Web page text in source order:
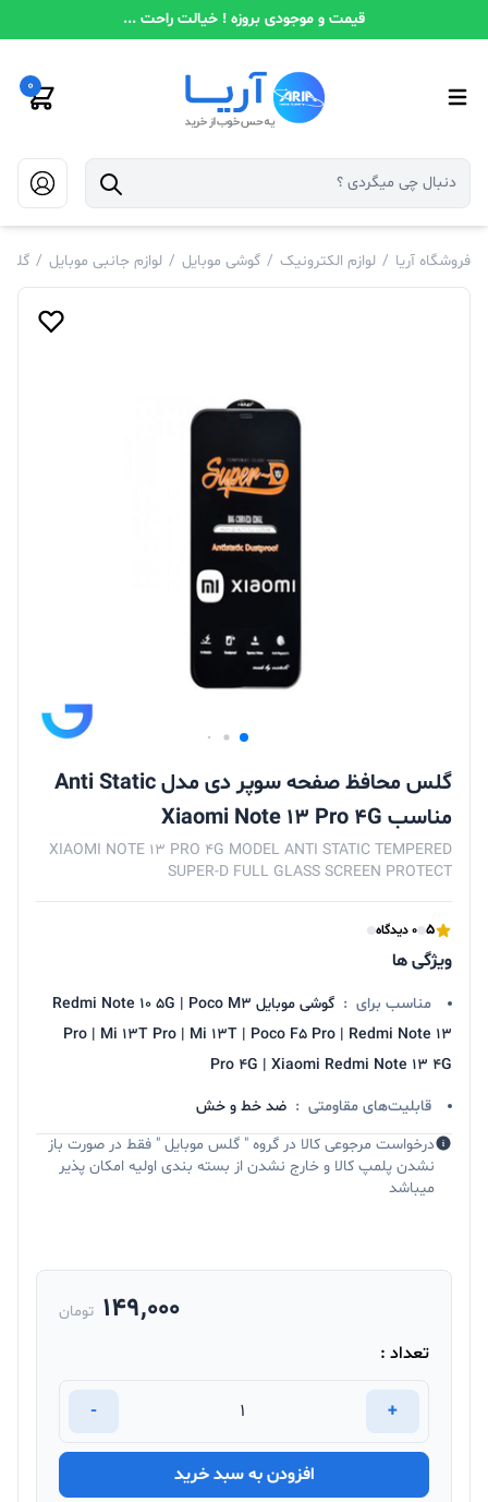
قیمت و موجودی بروزه ! خیالت راحت ...
0
فروشگاه آریا / لوازم الکترونیک / گوشی موبایل / لوازم جانبی موبایل / گلس
گلس محافظ صفحه سوپر دی مدل Anti Static
مناسب Xiaomi Note 13 Pro 4G
XIAOMI NOTE 13 PRO 4G MODEL ANTI STATIC TEMPERED
SUPER-D FULL GLASS SCREEN PROTECT
5 0 دیدگاه
ویژگی ها
مناسب برای :
گوشی موبایل Redmi Note 10 5G | Poco M3
Pro | Mi 13T Pro | Mi 13T | Poco F5 Pro | Redmi Note 13
Pro 4G | Xiaomi Redmi Note 13 4G
قابلیت‌های مقاومتی : ضد خط و خش
درخواست مرجوعی کالا در گروه " گلس موبایل " فقط در صورت باز
نشدن پلمپ کالا و خارج نشدن از بسته بندی اولیه امکان پذیر
میباشد
149,000 تومان
تعداد :
+
-
افزودن به سبد خرید